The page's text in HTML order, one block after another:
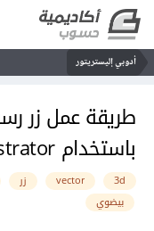
أدوبي إليستريتور
طريقة عمل زر
باستخدام Adobe Illustrator
3d
vector زر
بيضوي